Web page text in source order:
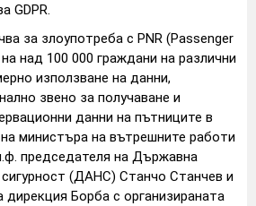
GDPR.
за злоупотреба с PNR (Passenger
над 100 000 граждани на различни
използване на данни,
звено за получаване и
данни на пътниците в
министъра на вътрешните работи
председателя на Държавна
сигурност (ДАНС) Станчо Станчев и
дирекция Борба с организираната